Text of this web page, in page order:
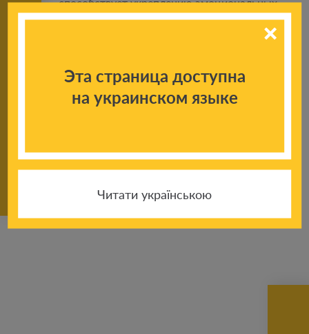
способствует укреплению эмоциональных
связей между членами семьи, но и
способствует формированию ответственности,
Эта страница доступна
на украинском языке
Читати українською